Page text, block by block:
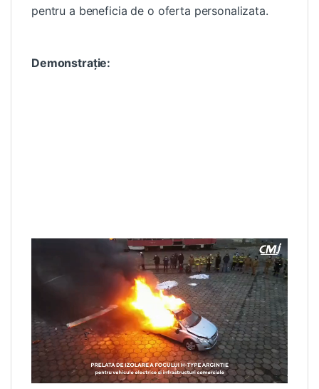
pentru a beneficia de o oferta personalizata.
Demonstrație: